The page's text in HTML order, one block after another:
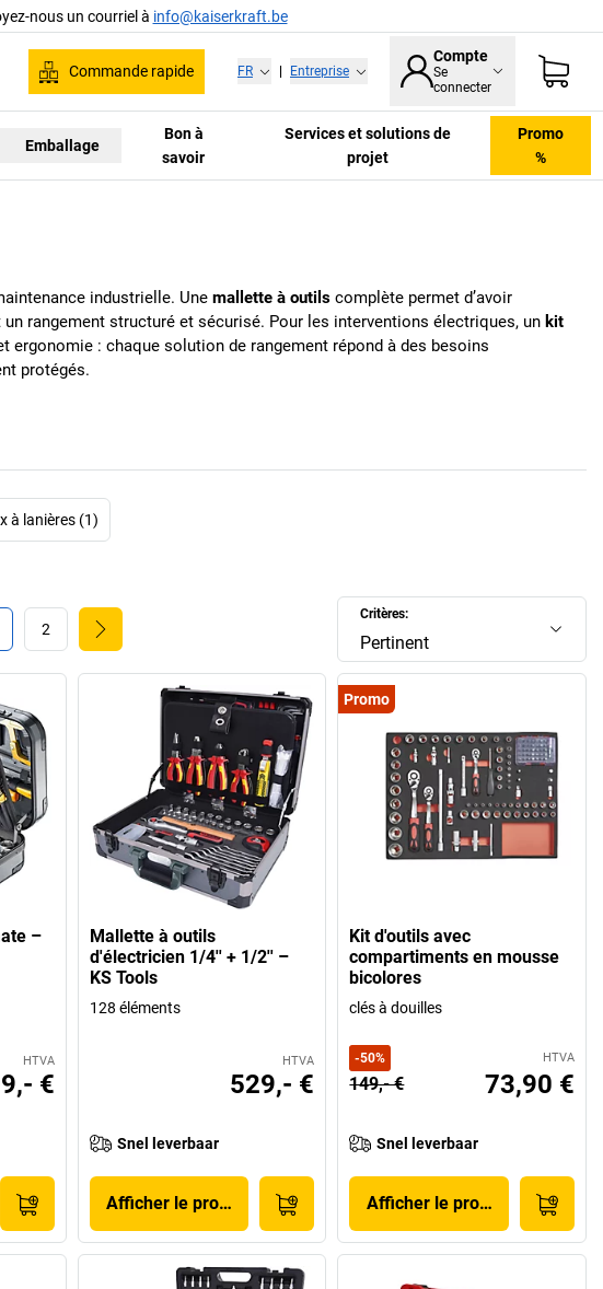
nous un courriel à info@kaiserkraft.be
Commande rapide FR Entreprise
Compte
Se
connecter
Emballage
Bon à
savoir
Services et solutions de
projet
Promo
%
industrielle. Une mallette à outils complète permet d’avoir
rangement structuré et sécurisé. Pour les interventions électriques, un kit
: chaque solution de rangement répond à des besoins
protégés.
à lanières (1)
Critères:
Pertinent
2
–
HTVA
€
Mallette à outils
d'électricien 1/4'' + 1/2'' –
KS Tools
128 éléments
HTVA
529,- €
Snel leverbaar
Afficher le produit
Promo
Kit d'outils avec
compartiments en mousse
bicolores
clés à douilles
-50% HTVA
149,- € 73,90 €
Snel leverbaar
Afficher le produit